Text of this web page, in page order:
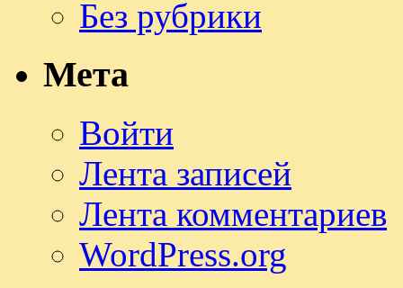
Без рубрики
Мета
Войти
Лента записей
Лента комментариев
WordPress.org